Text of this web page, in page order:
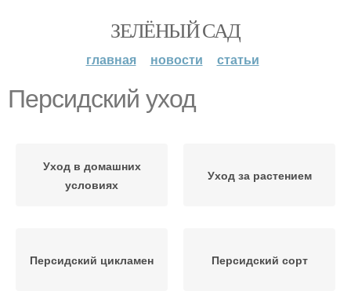
ЗЕЛЁНЫЙ САД
главная новости статьи
Персидский уход
Уход в домашних
условиях
Уход за растением
Персидский цикламен Персидский сорт